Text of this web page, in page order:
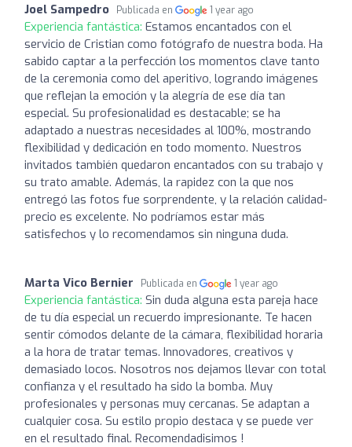
Joel Sampedro Publicada en 1 year ago
Experiencia fantástica: Estamos encantados con el
servicio de Cristian como fotógrafo de nuestra boda. Ha
sabido captar a la perfección los momentos clave tanto
de la ceremonia como del aperitivo, logrando imágenes
que reflejan la emoción y la alegría de ese día tan
especial. Su profesionalidad es destacable; se ha
adaptado a nuestras necesidades al 100%, mostrando
flexibilidad y dedicación en todo momento. Nuestros
invitados también quedaron encantados con su trabajo y
su trato amable. Además, la rapidez con la que nos
entregó las fotos fue sorprendente, y la relación calidad-
precio es excelente. No podríamos estar más
satisfechos y lo recomendamos sin ninguna duda.
Marta Vico Bernier Publicada en 1 year ago
Experiencia fantástica: Sin duda alguna esta pareja hace
de tu día especial un recuerdo impresionante. Te hacen
sentir cómodos delante de la cámara, flexibilidad horaria
a la hora de tratar temas. Innovadores, creativos y
demasiado locos. Nosotros nos dejamos llevar con total
confianza y el resultado ha sido la bomba. Muy
profesionales y personas muy cercanas. Se adaptan a
cualquier cosa. Su estilo propio destaca y se puede ver
en el resultado final. Recomendadisimos !